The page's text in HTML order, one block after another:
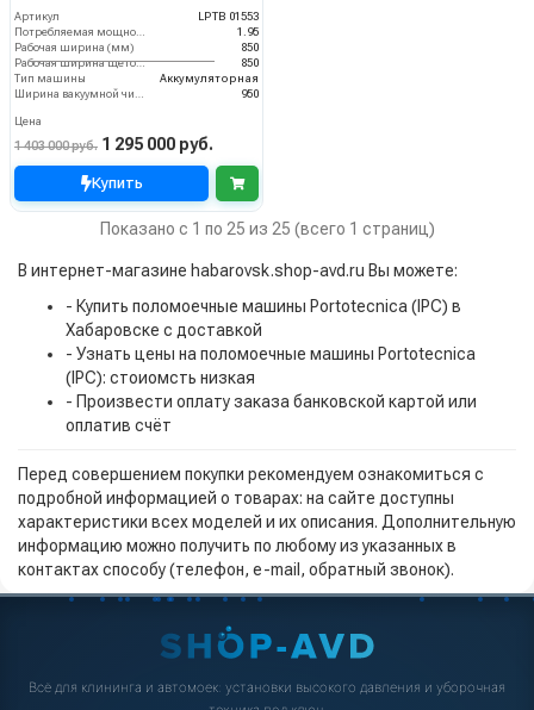
Артикул
LPTB 01553
1.95
Рабочая ширина (мм)
850
Рабочая ширина щеток (мм)
850
Тип машины
Аккумуляторная
950
Цена
1 403 000 руб. 1 295 000 руб.
Купить
Показано с 1 по 25 из 25 (всего 1 страниц)
В интернет-магазине habarovsk.shop-avd.ru Вы можете:
- Купить поломоечные машины Portotecnica (IPC) в
Хабаровске с доставкой
- Узнать цены на поломоечные машины Portotecnica
(IPC): стоиомсть низкая
- Произвести оплату заказа банковской картой или
оплатив счёт
Перед совершением покупки рекомендуем ознакомиться с
подробной информацией о товарах: на сайте доступны
характеристики всех моделей и их описания. Дополнительную
информацию можно получить по любому из указанных в
контактах способу (телефон, e-mail, обратный звонок).
Всё для клининга и автомоек: установки высокого давления и уборочная